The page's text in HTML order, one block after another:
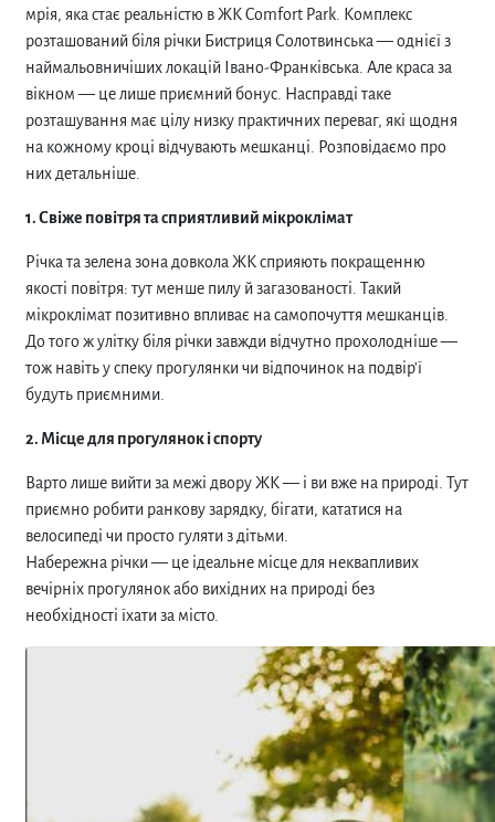
мрія, яка стає реальністю в ЖК Comfort Park. Комплекс
розташований біля річки Бистриця Солотвинська — однієї з
наймальовничіших локацій Івано-Франківська. Але краса за
вікном — це лише приємний бонус. Насправді таке
розташування має цілу низку практичних переваг, які щодня
на кожному кроці відчувають мешканці. Розповідаємо про
них детальніше.
1. Свіже повітря та сприятливий мікроклімат
Річка та зелена зона довкола ЖК сприяють покращенню
якості повітря: тут менше пилу й загазованості. Такий
мікроклімат позитивно впливає на самопочуття мешканців.
До того ж улітку біля річки завжди відчутно прохолодніше —
тож навіть у спеку прогулянки чи відпочинок на подвір’ї
будуть приємними.
2. Місце для прогулянок і спорту
Варто лише вийти за межі двору ЖК — і ви вже на природі. Тут
приємно робити ранкову зарядку, бігати, кататися на
велосипеді чи просто гуляти з дітьми.
Набережна річки — це ідеальне місце для неквапливих
вечірніх прогулянок або вихідних на природі без
необхідності їхати за місто.